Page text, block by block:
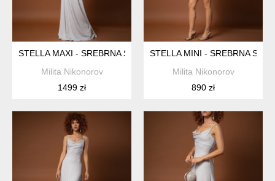
STELLA MAXI - SREBRNA SUKNIA WIECZOROWA
Milita Nikonorov
1499 zł
STELLA MINI - SREBRNA
Milita Nikonorov
890 zł